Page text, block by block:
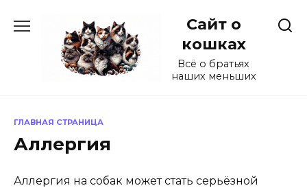
содержанию
Сайт о
кошках
Всё о братьях
наших меньших
ГЛАВНАЯ СТРАНИЦА
Аллергия
Аллергия на собак может стать серьёзной